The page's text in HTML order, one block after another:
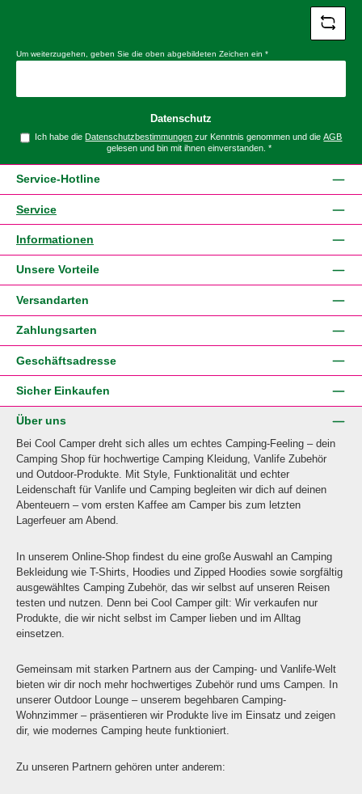
Um weiterzugehen, geben Sie die oben abgebildeten Zeichen ein *
Datenschutz
Ich habe dieDatenschutzbestimmungen zur Kenntnis genommen und dieAGB
gelesen und bin mit ihnen einverstanden. *
Service-Hotline
Service
Informationen
Unsere Vorteile
Versandarten
Zahlungsarten
Geschäftsadresse
Sicher Einkaufen
Über uns
Bei Cool Camper dreht sich alles um echtes Camping-Feeling – dein
Camping Shop für hochwertige Camping Kleidung, Vanlife Zubehör
und Outdoor-Produkte. Mit Style, Funktionalität und echter
Leidenschaft für Vanlife und Camping begleiten wir dich auf deinen
Abenteuern – vom ersten Kaffee am Camper bis zum letzten
Lagerfeuer am Abend.
In unserem Online-Shop findest du eine große Auswahl an Camping
Bekleidung wie T-Shirts, Hoodies und Zipped Hoodies sowie sorgfältig
ausgewähltes Camping Zubehör, das wir selbst auf unseren Reisen
testen und nutzen. Denn bei Cool Camper gilt: Wir verkaufen nur
Produkte, die wir nicht selbst im Camper lieben und im Alltag
einsetzen.
Gemeinsam mit starken Partnern aus der Camping- und Vanlife-Welt
bieten wir dir noch mehr hochwertiges Zubehör rund ums Campen. In
unserer Outdoor Lounge – unserem begehbaren Camping-
Wohnzimmer – präsentieren wir Produkte live im Einsatz und zeigen
dir, wie modernes Camping heute funktioniert.
Zu unseren Partnern gehören unter anderem: